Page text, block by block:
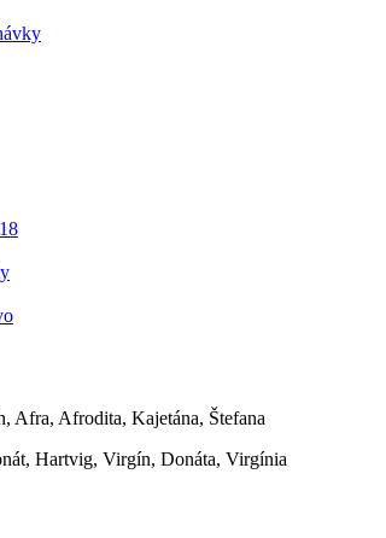
Afra, Afrodita, Kajetána, Štefana
Hartvig, Virgín, Donáta, Virgínia